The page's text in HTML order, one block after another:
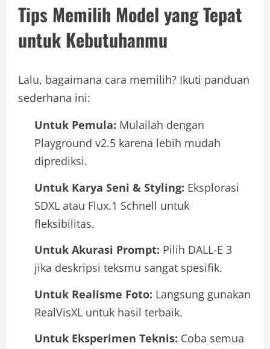
Tips Memilih Model yang Tepat
untuk Kebutuhanmu
Lalu, bagaimana cara memilih? Ikuti panduan
sederhana ini:
Untuk Pemula: Mulailah dengan
Playground v2.5 karena lebih mudah
diprediksi.
Untuk Karya Seni & Styling: Eksplorasi
SDXL atau Flux.1 Schnell untuk
fleksibilitas.
Untuk Akurasi Prompt: Pilih DALL-E 3
jika deskripsi teksmu sangat spesifik.
Untuk Realisme Foto: Langsung gunakan
RealVisXL untuk hasil terbaik.
Untuk Eksperimen Teknis: Coba semua